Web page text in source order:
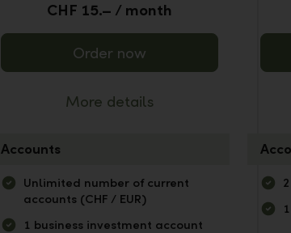
CHF 15.– / month
Order now
More details
Accounts
Unlimited number of current
accounts (CHF / EUR)
1 business investment account